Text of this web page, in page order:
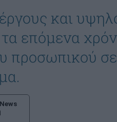
και
επόμενα
προσωπικού